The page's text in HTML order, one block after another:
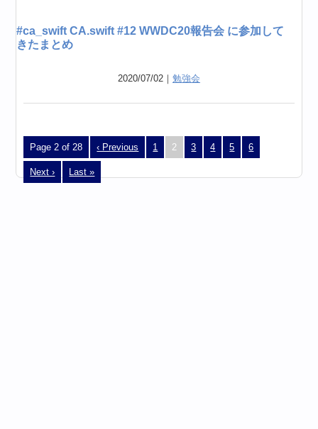
#ca_swift CA.swift #12 WWDC20報告会 に参加して
きたまとめ
2020/07/02｜ 勉強会
Page 2 of 28 ‹ Previous 1 2 3 4 5 6
Next › Last »